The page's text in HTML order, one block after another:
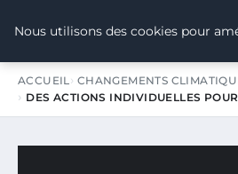
TOUR DE FRANCE
ACCUEIL CHANGEMENTS
DES ACTIONS INDIVIDUELLES
Nous utilisons des cookies pour